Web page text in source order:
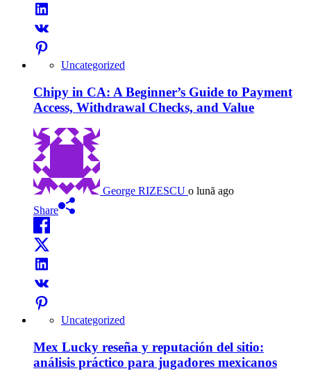
Uncategorized
Chipy in CA: A Beginner’s Guide to Payment
Access, Withdrawal Checks, and Value
George RIZESCU o lună ago
Share
Uncategorized
Mex Lucky reseña y reputación del sitio:
análisis práctico para jugadores mexicanos